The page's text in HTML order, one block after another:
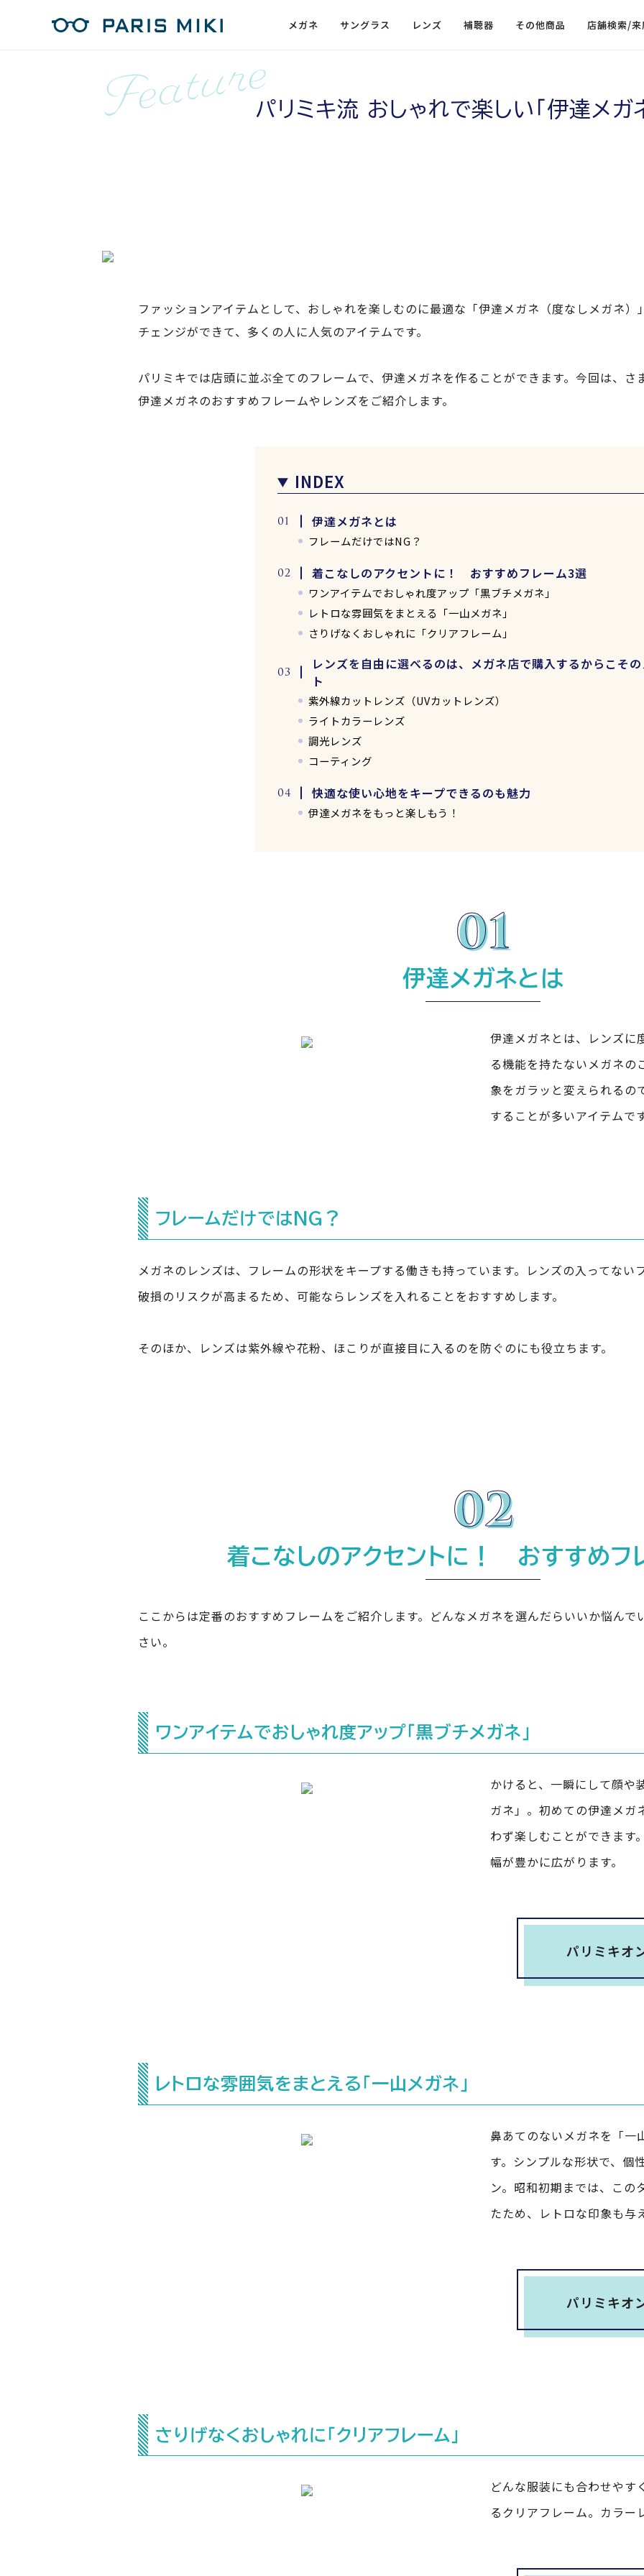
メガネ サングラス レンズ 補聴器 その他商品 店舗検索/
パリミキ流 おしゃれで楽しい「伊達メガ
ファッションアイテムとして、おしゃれを楽しむのに最適な「伊達メガネ（度なしメガネ
チェンジができて、多くの人に人気のアイテムです。
パリミキでは店頭に並ぶ全てのフレームで、伊達メガネを作ることができます。今回は、
伊達メガネのおすすめフレームやレンズをご紹介します。
INDEX
伊達メガネとは
フレームだけではNG？
着こなしのアクセントに！ おすすめフレーム3選
ワンアイテムでおしゃれ度アップ「黒ブチメガネ」
レトロな雰囲気をまとえる「一山メガネ」
さりげなくおしゃれに「クリアフレーム」
レンズを自由に選べるのは、メガネ店で購入するからこそ
ト
紫外線カットレンズ（UVカットレンズ）
ライトカラーレンズ
調光レンズ
コーティング
快適な使い心地をキープできるのも魅力
伊達メガネをもっと楽しもう！
伊達メガネとは
伊達メガネとは、レンズに
る機能を持たないメガネの
象をガラッと変えられるの
することが多いアイテムで
フレームだけではNG？
メガネのレンズは、フレームの形状をキープする働きも持っています。レンズの入ってな
破損のリスクが高まるため、可能ならレンズを入れることをおすすめします。
そのほか、レンズは紫外線や花粉、ほこりが直接目に入るのを防ぐのにも役立ちます。
着こなしのアクセントに！ おすすめフ
ここからは定番のおすすめフレームをご紹介します。どんなメガネを選んだらいいか悩ん
さい。
ワンアイテムでおしゃれ度アップ「黒ブチメガネ」
かけると、一瞬にして顔や
ガネ」。初めての伊達メガ
わず楽しむことができます
幅が豊かに広がります。
パリミキオ
レトロな雰囲気をまとえる「一山メガネ」
鼻あてのないメガネを「一
す。シンプルな形状で、個
ン。昭和初期までは、この
たため、レトロな印象も与
パリミキオ
さりげなくおしゃれに「クリアフレーム」
どんな服装にも合わせや
るクリアフレーム。カラー